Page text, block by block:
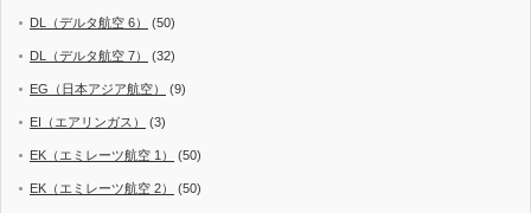
DL（デルタ航空 6） (50)
DL（デルタ航空 7） (32)
EG（日本アジア航空） (9)
EI（エアリンガス） (3)
EK（エミレーツ航空 1） (50)
EK（エミレーツ航空 2） (50)